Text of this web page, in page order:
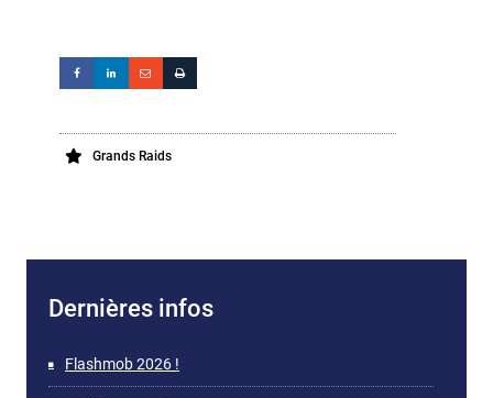
Grands Raids
Dernières infos
Flashmob 2026 !